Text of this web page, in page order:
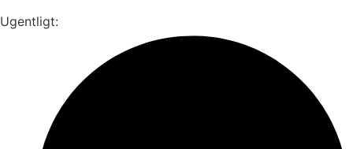
Ugentligt: